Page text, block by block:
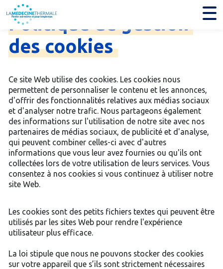
Politique
descookies
Ce site Web utilise des cookies. Les cookies nous
permettent de personnaliser le contenu et les annonces,
d'offrir des fonctionnalités relatives aux médias sociaux
et d'analyser notre trafic. Nous partageons également
des informations sur l'utilisation de notre site avec nos
partenaires de médias sociaux, de publicité et d'analyse,
qui peuvent combiner celles-ci avec d'autres
informations que vous leur avez fournies ou qu'ils ont
collectées lors de votre utilisation de leurs services. Vous
consentez à nos cookies si vous continuez à utiliser notre
site Web.
Les cookies sont des petits fichiers textes qui peuvent être
utilisés par les sites Web pour rendre l'expérience
utilisateur plus efficace.
La loi stipule que nous ne pouvons stocker des cookies
sur votre appareil que s’ils sont strictement nécessaires